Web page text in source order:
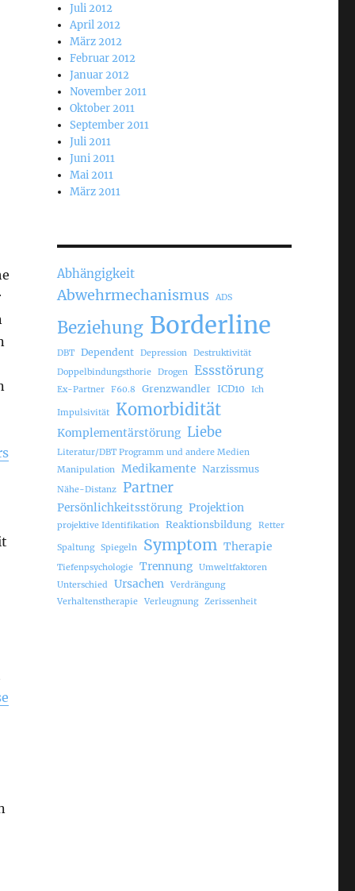
Juli 2012
April 2012
März 2012
Februar 2012
Januar 2012
November 2011
Oktober 2011
September 2011
Juli 2011
Juni 2011
Mai 2011
März 2011
Abhängigkeit
Abwehrmechanismus ADS
Beziehung Borderline
DBT Dependent Depression
Destruktivität
Doppelbindungsthorie
Drogen Essstörung
Ex-Partner F60.8 Grenzwandler ICD10 Ich
Impulsivität Komorbidität
Komplementärstörung Liebe
Literatur/DBT Programm und andere Medien
Manipulation
Medikamente Narzissmus
Nähe-Distanz Partner
Persönlichkeitsstörung Projektion
projektive Identifikation Reaktionsbildung Retter
Spaltung Spiegeln Symptom Therapie
Tiefenpsychologie Trennung
Umweltfaktoren
Unterschied
Ursachen
Verdrängung
Verhaltenstherapie
Verleugnung Zerissenheit